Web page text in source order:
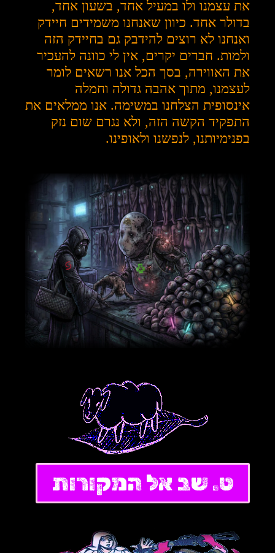
את עצמנו ולו במעיל אחד, בשעון אחד,
בדולר אחד. כיוון שאנחנו משמידים חיידק
ואנחנו לא רוצים להידבק גם בחיידק הזה
ולמות. חברים יקרים, אין לי כוונה להעכיר
את האווירה, בסך הכל אנו רשאים לומר
לעצמנו, מתוך אהבה גדולה וחמלה
אינסופית הצלחנו במשימה. אנו ממלאים את
התפקיד הקשה הזה, ולא נגרם שום נזק
בפנימיותנו, לנפשנו ולאופינו.
ט. שב אל המקורות